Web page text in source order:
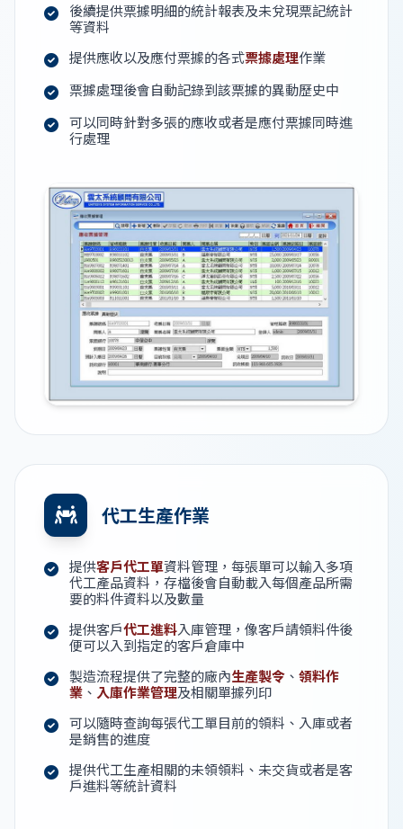
後續提供票據明細的統計報表及未兌現票記統計
等資料
提供應收以及應付票據的各式票據處理作業
票據處理後會自動記錄到該票據的異動歷史中
可以同時針對多張的應收或者是應付票據同時進
行處理
代工生產作業
提供客戶代工單資料管理，每張單可以輸入多項
代工產品資料，存檔後會自動載入每個產品所需
要的料件資料以及數量
提供客戶代工進料入庫管理，像客戶請領料件後
便可以入到指定的客戶倉庫中
製造流程提供了完整的廠內生產製令 、 領料作
業 、 入庫作業管理及相關單據列印
可以隨時查詢每張代工單目前的領料、入庫或者
是銷售的進度
提供代工生產相關的未領領料、未交貨或者是客
戶進料等統計資料